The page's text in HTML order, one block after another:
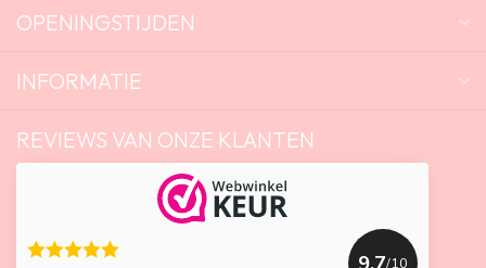
OPENINGSTIJDEN
INFORMATIE
REVIEWS VAN ONZE KLANTEN
/10